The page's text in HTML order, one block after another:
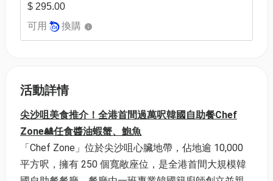
$ 295.00
可用
換購
活動詳情
尖沙咀美食推介！全港首間過萬呎韓國自助餐Chef
Zone🎎任食醬油蝦蟹、鮑魚
「Chef Zone」位於尖沙咀心臟地帶，佔地逾 10,000
平方呎，擁有 250 個寬敞座位，是全港首間大規模韓